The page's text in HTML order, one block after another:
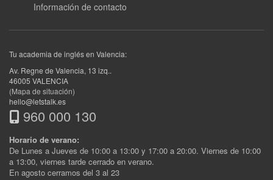
Información de contacto
Tu academia de inglés en Valencia:
Av. Regne de Valencia, 13 izq..
46005 VALENCIA
(Mapa de situación)
hello@letstalk.es
960 000 130
Horario de verano:
De Lunes a Jueves de 10:00 a 13:00 y 17:00 a 20:00. Viernes de 10:00
a 13:00, viernes tarde cerrado en verano.
En agosto cerramos del 3 al 23